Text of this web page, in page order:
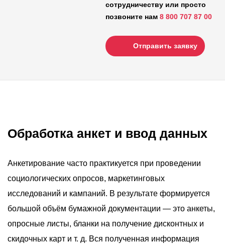
сотрудничеству или просто
позвоните нам 8 800 707 87 00
Отправить заявку
Обработка анкет и ввод данных
Анкетирование часто практикуется при проведении
социологических опросов, маркетинговых
исследований и кампаний. В результате формируется
большой объём бумажной документации — это анкеты,
опросные листы, бланки на получение дисконтных и
скидочных карт и т. д. Вся полученная информация